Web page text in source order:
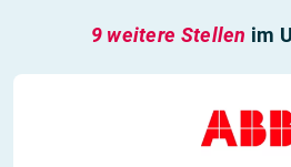
9 weitere Stellen im